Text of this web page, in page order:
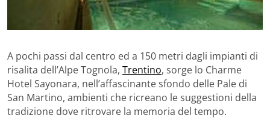
A pochi passi dal centro ed a 150 metri dagli impianti di
risalita dell’Alpe Tognola, Trentino, sorge lo Charme
Hotel Sayonara, nell’affascinante sfondo delle Pale di
San Martino, ambienti che ricreano le suggestioni della
tradizione dove ritrovare la memoria del tempo.